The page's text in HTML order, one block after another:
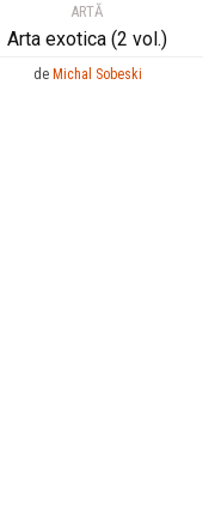
ARTĂ
Arta exotica (2 vol.)
de Michal Sobeski